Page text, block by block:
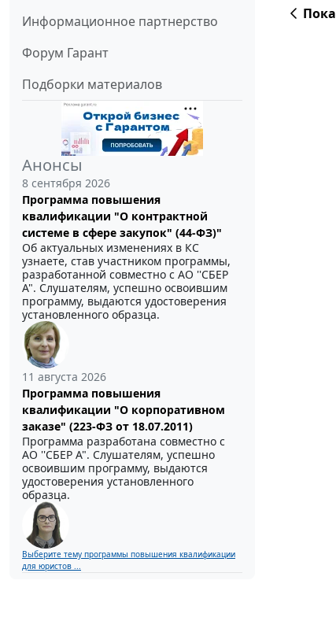
Информационное партнерство
Форум Гарант
Подборки материалов
Анонсы
8 сентября 2026
Программа повышения
квалификации "О контрактной
системе в сфере закупок" (44-ФЗ)"
Об актуальных изменениях в КС
узнаете, став участником программы,
разработанной совместно с АО ''СБЕР
А". Слушателям, успешно освоившим
программу, выдаются удостоверения
установленного образца.
11 августа 2026
Программа повышения
квалификации "О корпоративном
заказе" (223-ФЗ от 18.07.2011)
Программа разработана совместно с
АО ''СБЕР А". Слушателям, успешно
освоившим программу, выдаются
удостоверения установленного
образца.
Выберите тему программы повышения квалификации
для юристов ...